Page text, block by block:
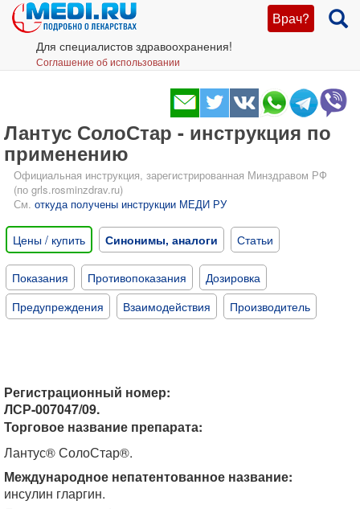
Врач?
Для специалистов здравоохранения!
Соглашение об использовании
Лантус СолоСтар - инструкция по
применению
Официальная инструкция, зарегистрированная Минздравом РФ
(по grls.rosminzdrav.ru)
См. откуда получены инструкции МЕДИ РУ
Цены / купить Синонимы, аналоги Статьи
Показания Противопоказания
Дозировка
Предупреждения
Взаимодействия Производитель
Регистрационный номер:
ЛСР-007047/09.
Торговое название препарата:
Лантус® СолоСтар®.
Международное непатентованное название:
инсулин гларгин.